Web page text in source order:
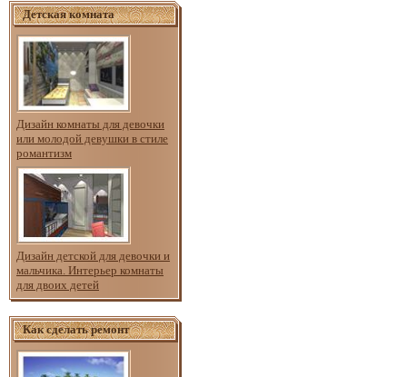
Детская комната
Дизайн комнаты для девочки
или молодой девушки в стиле
романтизм
Дизайн детской для девочки и
мальчика. Интерьер комнаты
для двоих детей
Как сделать ремонт